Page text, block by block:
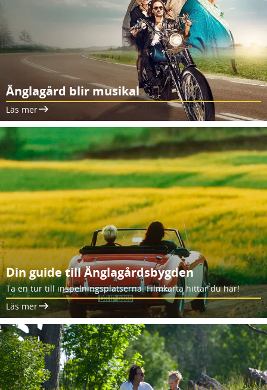
Änglagård blir musikal
Läs mer
Din guide till Änglagårdsbygden
Ta en tur till inspelningsplatserna. Filmkarta hittar du här!
Läs mer